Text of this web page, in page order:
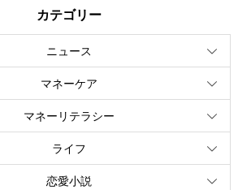
カテゴリー
ニュース
マネーケア
マネーリテラシー
ライフ
恋愛小説